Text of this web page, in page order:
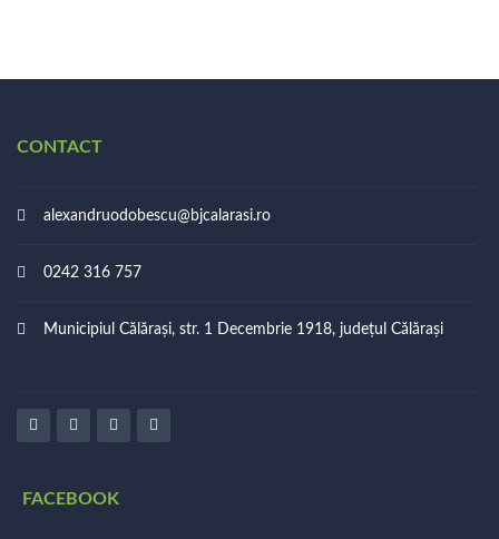
CONTACT
alexandruodobescu@bjcalarasi.ro
0242 316 757
Municipiul Călărași, str. 1 Decembrie 1918, județul Călărași
FACEBOOK